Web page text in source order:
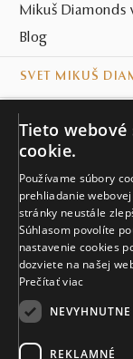
Mikuš Diamonds
Blog
SVET MIKUŠ
KONTAKT
Naše klenotníctva
Sídlo spoločnosti
Tieto
cookie.
Používame súbory
prehliadanie
stránky neustále
Súhlasom povolíte
nastavenie cookies
dozviete na našej
Prečítať viac
REKLAMNÉ